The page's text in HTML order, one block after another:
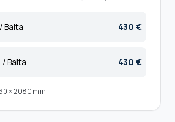
Balta 430 €
Balta 430 €
× 2080 mm